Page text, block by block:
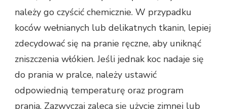
należy go czyścić chemicznie. W przypadku
koców wełnianych lub delikatnych tkanin, lepiej
zdecydować się na pranie ręczne, aby uniknąć
zniszczenia włókien. Jeśli jednak koc nadaje się
do prania w pralce, należy ustawić
odpowiednią temperaturę oraz program
prania. Zazwyczaj zaleca się użycie zimnej lub